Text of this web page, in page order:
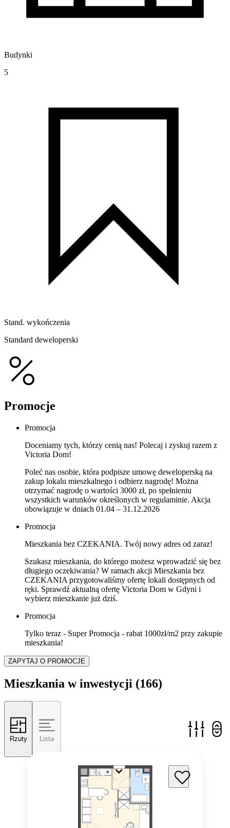
Budynki
5
Stand. wykończenia
Standard deweloperski
Promocje
Promocja
Doceniamy tych, którzy cenią nas! Polecaj i zyskuj razem z
Victoria Dom!
Poleć nas osobie, która podpisze umowę deweloperską na
zakup lokalu mieszkalnego i odbierz nagrodę! Można
otrzymać nagrodę o wartości 3000 zł, po spełnieniu
wszystkich warunków określonych w regulaminie. Akcja
obowiązuje w dniach 01.04 – 31.12.2026
Promocja
Mieszkania bez CZEKANIA. Twój nowy adres od zaraz!
Szukasz mieszkania, do którego możesz wprowadzić się bez
długiego oczekiwania? W ramach akcji Mieszkania bez
CZEKANIA przygotowaliśmy ofertę lokali dostępnych od
ręki. Sprawdź aktualną ofertę Victoria Dom w Gdyni i
wybierz mieszkanie już dziś.
Promocja
Tylko teraz - Super Promocja - rabat 1000zł/m2 przy zakupie
mieszkania!
ZAPYTAJ O PROMOCJE
Mieszkania w inwestycji (166)
Rzuty Lista